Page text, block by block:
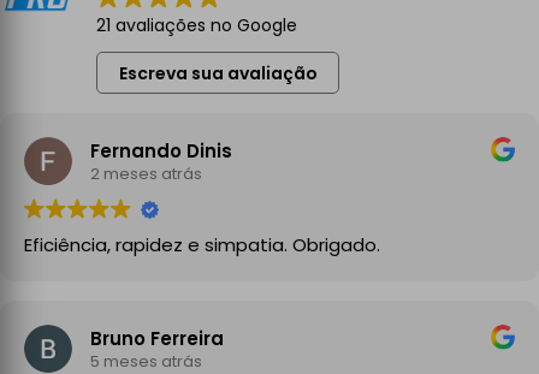
21 avaliações no Google
Escreva sua avaliação
Fernando Dinis
2 meses atrás
Eficiência, rapidez e simpatia. Obrigado.
Bruno Ferreira
5 meses atrás